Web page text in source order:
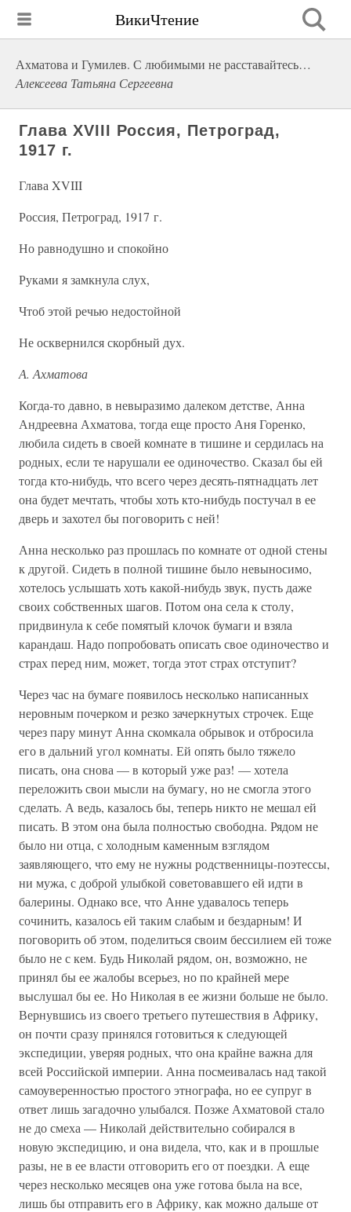
ВикиЧтение
Ахматова и Гумилев. С любимыми не расставайтесь…
Алексеева Татьяна Сергеевна
Глава XVIII Россия, Петроград,
1917 г.
Глава XVIII
Россия, Петроград, 1917 г.
Но равнодушно и спокойно
Руками я замкнула слух,
Чтоб этой речью недостойной
Не осквернился скорбный дух.
А. Ахматова
Когда-то давно, в невыразимо далеком детстве, Анна
Андреевна Ахматова, тогда еще просто Аня Горенко,
любила сидеть в своей комнате в тишине и сердилась на
родных, если те нарушали ее одиночество. Сказал бы ей
тогда кто-нибудь, что всего через десять-пятнадцать лет
она будет мечтать, чтобы хоть кто-нибудь постучал в ее
дверь и захотел бы поговорить с ней!
Анна несколько раз прошлась по комнате от одной стены
к другой. Сидеть в полной тишине было невыносимо,
хотелось услышать хоть какой-нибудь звук, пусть даже
своих собственных шагов. Потом она села к столу,
придвинула к себе помятый клочок бумаги и взяла
карандаш. Надо попробовать описать свое одиночество и
страх перед ним, может, тогда этот страх отступит?
Через час на бумаге появилось несколько написанных
неровным почерком и резко зачеркнутых строчек. Еще
через пару минут Анна скомкала обрывок и отбросила
его в дальний угол комнаты. Ей опять было тяжело
писать, она снова — в который уже раз! — хотела
переложить свои мысли на бумагу, но не смогла этого
сделать. А ведь, казалось бы, теперь никто не мешал ей
писать. В этом она была полностью свободна. Рядом не
было ни отца, с холодным каменным взглядом
заявляющего, что ему не нужны родственницы-поэтессы,
ни мужа, с доброй улыбкой советовавшего ей идти в
балерины. Однако все, что Анне удавалось теперь
сочинить, казалось ей таким слабым и бездарным! И
поговорить об этом, поделиться своим бессилием ей тоже
было не с кем. Будь Николай рядом, он, возможно, не
принял бы ее жалобы всерьез, но по крайней мере
выслушал бы ее. Но Николая в ее жизни больше не было.
Вернувшись из своего третьего путешествия в Африку,
он почти сразу принялся готовиться к следующей
экспедиции, уверяя родных, что она крайне важна для
всей Российской империи. Анна посмеивалась над такой
самоуверенностью простого этнографа, но ее супруг в
ответ лишь загадочно улыбался. Позже Ахматовой стало
не до смеха — Николай действительно собирался в
новую экспедицию, и она видела, что, как и в прошлые
разы, не в ее власти отговорить его от поездки. А еще
через несколько месяцев она уже готова была на все,
лишь бы отправить его в Африку, как можно дальше от